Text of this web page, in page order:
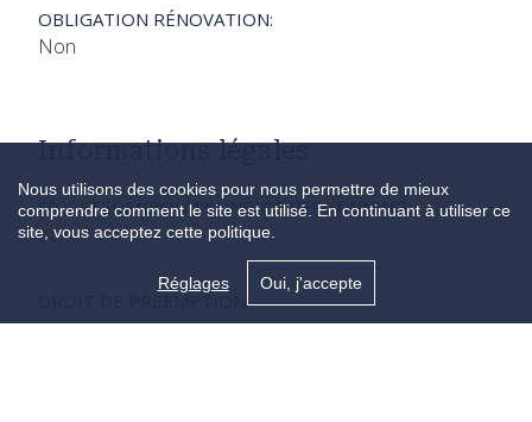
OBLIGATION RÉNOVATION:
Non
Informations légales
FR > STEDENBOUWKUNDIGE VERGUNNING:
oui
DROIT DE PRÉEMPTION:
Non
Nous utilisons des cookies pour nous permettre de mieux
comprendre comment le site est utilisé. En continuant à utiliser ce
site, vous acceptez cette politique.
Réglages Oui, j'accepte